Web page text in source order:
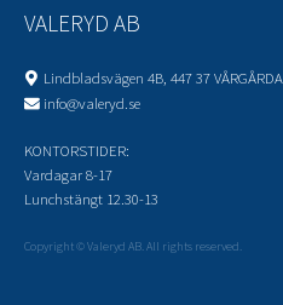
VALERYD AB
Lindbladsvägen 4B, 447 37 VÅRGÅRDA
info@valeryd.se
KONTORSTIDER:
Vardagar 8-17
Lunchstängt 12.30-13
Copyright © Valeryd AB. All rights reserved.